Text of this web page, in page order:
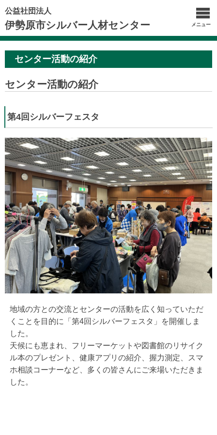
公益社団法人
伊勢原市シルバー人材センター メニュー
センター活動の紹介
センター活動の紹介
第4回シルバーフェスタ
地域の方との交流とセンターの活動を広く知っていただ
くことを目的に「第4回シルバーフェスタ」を開催しま
した。
天候にも恵まれ、フリーマーケットや図書館のリサイク
ル本のプレゼント、健康アプリの紹介、握力測定、スマ
ホ相談コーナーなど、多くの皆さんにご来場いただきま
した。